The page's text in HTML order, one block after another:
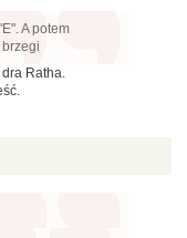
A potem
Ratha.